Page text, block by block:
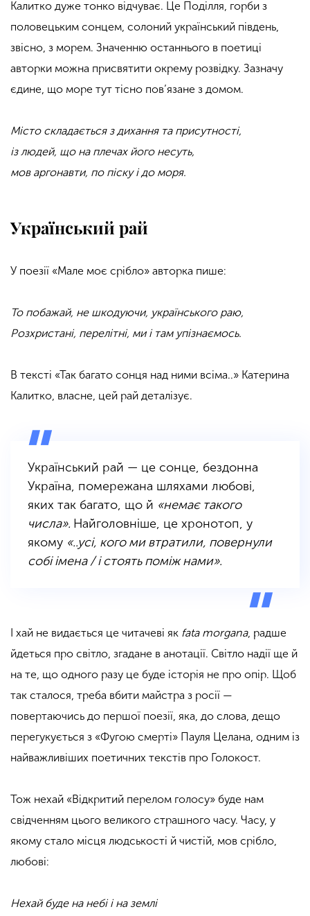
Калитко дуже тонко відчуває. Це Поділля, горби з
половецьким сонцем, солоний український південь,
звісно, з морем. Значенню останнього в поетиці
авторки можна присвятити окрему розвідку. Зазначу
єдине, що море тут тісно пов’язане з домом.
Місто складається з дихання та присутності,
із людей, що на плечах його несуть,
мов аргонавти, по піску і до моря.
Український рай
У поезії «Мале моє срібло» авторка пише:
То побажай, не шкодуючи, українського раю,
Розхристані, перелітні, ми і там упізнаємось.
В тексті «Так багато сонця над ними всіма..» Катерина
Калитко, власне, цей рай деталізує.
Український рай — це сонце, бездонна
Україна, помережана шляхами любові,
яких так багато, що й «немає такого
числа». Найголовніше, це хронотоп, у
якому «..усі, кого ми втратили, повернули
собі імена / і стоять поміж нами».
І хай не видається це читачеві як fata morgana, радше
йдеться про світло, згадане в анотації. Світло надії ще й
на те, що одного разу це буде історія не про опір. Щоб
так сталося, треба вбити майстра з росії —
повертаючись до першої поезії, яка, до слова, дещо
перегукується з «Фугою смерті» Пауля Целана, одним із
найважливіших поетичних текстів про Голокост.
Тож нехай «Відкритий перелом голосу» буде нам
свідченням цього великого страшного часу. Часу, у
якому стало місця людськості й чистій, мов срібло,
любові:
Нехай буде на небі і на землі